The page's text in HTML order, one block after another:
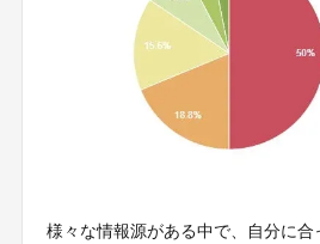
様々な情報源がある中で、自分に合